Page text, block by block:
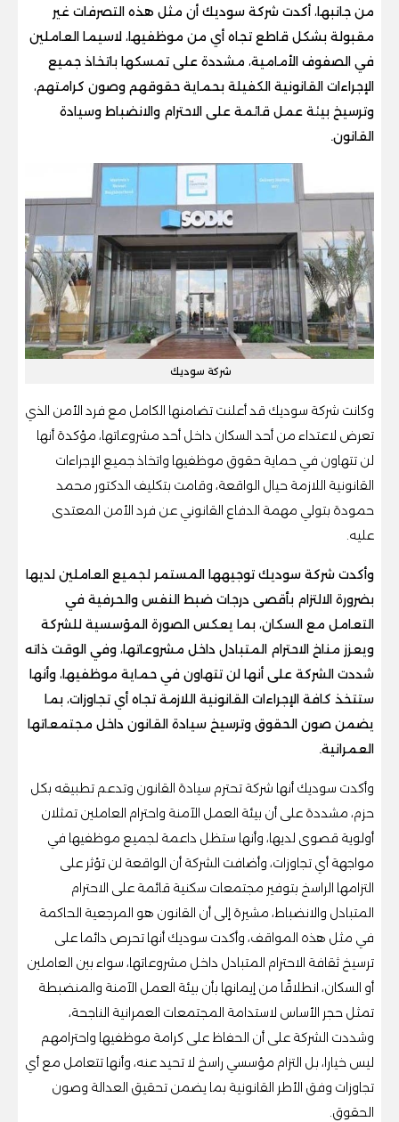
من جانبها، أكدت شركة سوديك أن مثل هذه التصرفات غير
مقبولة بشكل قاطع تجاه أي من موظفيها، لاسيما العاملين
في الصفوف الأمامية، مشددة على تمسكها باتخاذ جميع
الإجراءات القانونية الكفيلة بحماية حقوقهم وصون كرامتهم،
وترسيخ بيئة عمل قائمة على الاحترام والانضباط وسيادة
القانون.
شركة سوديك
وكانت شركة سوديك قد أعلنت تضامنها الكامل مع فرد الأمن الذي
تعرض لاعتداء من أحد السكان داخل أحد مشروعاتها، مؤكدة أنها
لن تتهاون في حماية حقوق موظفيها واتخاذ جميع الإجراءات
القانونية اللازمة حيال الواقعة، وقامت بتكليف الدكتور محمد
حمودة بتولي مهمة الدفاع القانوني عن فرد الأمن المعتدى
عليه.
وأكدت شركة سوديك توجيهها المستمر لجميع العاملين لديها
بضرورة الالتزام بأقصى درجات ضبط النفس والحرفية في
التعامل مع السكان، بما يعكس الصورة المؤسسية للشركة
ويعزز مناخ الاحترام المتبادل داخل مشروعاتها، وفي الوقت ذاته
شددت الشركة على أنها لن تتهاون في حماية موظفيها، وأنها
ستتخذ كافة الإجراءات القانونية اللازمة تجاه أي تجاوزات، بما
يضمن صون الحقوق وترسيخ سيادة القانون داخل مجتمعاتها
العمرانية.
وأكدت سوديك أنها شركة تحترم سيادة القانون وتدعم تطبيقه بكل
حزم، مشددة على أن بيئة العمل الآمنة واحترام العاملين تمثلان
أولوية قصوى لديها، وأنها ستظل داعمة لجميع موظفيها في
مواجهة أي تجاوزات، وأضافت الشركة أن الواقعة لن تؤثر على
التزامها الراسخ بتوفير مجتمعات سكنية قائمة على الاحترام
المتبادل والانضباط، مشيرة إلى أن القانون هو المرجعية الحاكمة
في مثل هذه المواقف، وأكدت سوديك أنها تحرص دائما على
ترسيخ ثقافة الاحترام المتبادل داخل مشروعاتها، سواء بين العاملين
أو السكان، انطلاقًا من إيمانها بأن بيئة العمل الآمنة والمنضبطة
تمثل حجر الأساس لاستدامة المجتمعات العمرانية الناجحة،
وشددت الشركة على أن الحفاظ على كرامة موظفيها واحترامهم
ليس خيارا، بل التزام مؤسسي راسخ لا تحيد عنه، وأنها تتعامل مع أي
تجاوزات وفق الأطر القانونية بما يضمن تحقيق العدالة وصون
الحقوق.